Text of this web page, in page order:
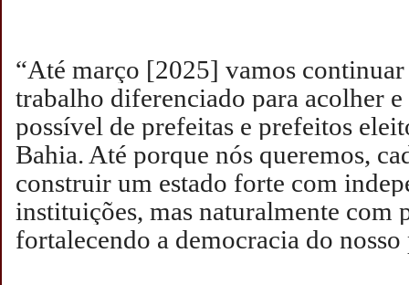
“Até março [2025] vamos
trabalho diferenciado para acolher
possível de prefeitas e prefeitos
Bahia. Até porque nós queremos,
construir um estado forte com
instituições, mas naturalmente com
fortalecendo a democracia do nosso